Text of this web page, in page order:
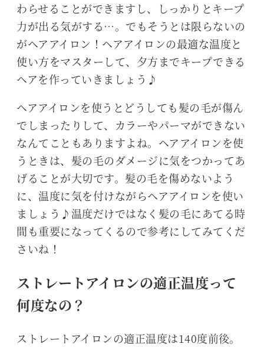
わらせることができますし、しっかりとキープ
力が出る気がする…。でもそうとは限らないの
がヘアアイロン！ヘアアイロンの最適な温度と
使い方をマスターして、夕方までキープできる
ヘアを作っていきましょう♪
ヘアアイロンを使うとどうしても髪の毛が傷ん
でしまったりして、カラーやパーマができない
なんてこともありますよね。ヘアアイロンを使
うときは、髪の毛のダメージに気をつかってあ
げることが大切です。髪の毛を傷めないよう
に、温度に気を付けながらヘアアイロンを使い
ましょう♪温度だけではなく髪の毛にあてる時
間も重要になってくるので参考にしてみてくだ
さいね！
ストレートアイロンの適正温度って
何度なの？
ストレートアイロンの適正温度は140度前後。